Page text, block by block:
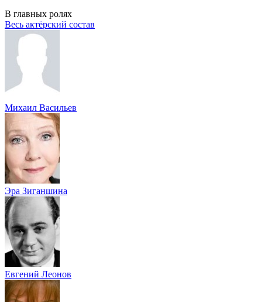
В главных ролях
Весь актёрский состав
Михаил Васильев
Эра Зиганшина
Евгений Леонов